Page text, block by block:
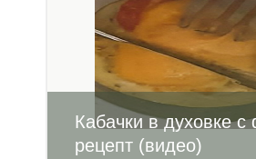
Кабачки в духовке
рецепт (видео)